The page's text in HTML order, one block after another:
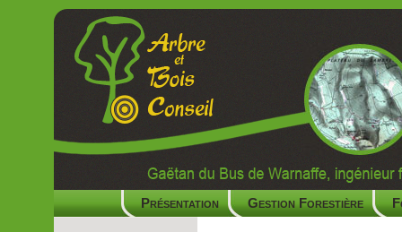
Présentation Gestion Forestière